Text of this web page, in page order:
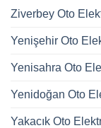
Ziverbey Oto
Yenişehir Oto
Yenisahra Oto
Yenidoğan Oto
Yakacık Oto